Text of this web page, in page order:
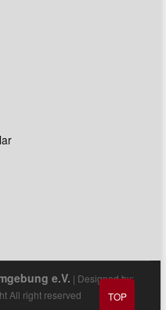
e.V. | Designed by:
All right reserved TOP